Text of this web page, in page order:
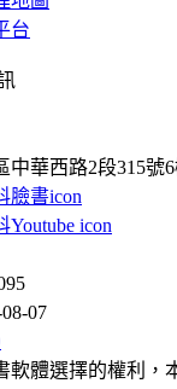
中華西路2段315號
07
軟體選擇的權利，